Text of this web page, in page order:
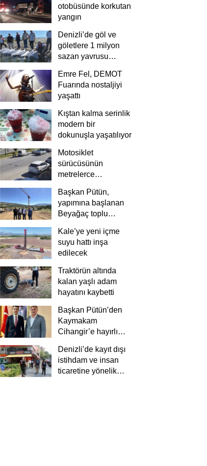
otobüsünde korkutan
yangın
Denizli’de göl ve
göletlere 1 milyon
sazan yavrusu
Emre Fel, DEMOT
Fuarında nostaljiyi
yaşattı
Kıştan kalma serinlik
modern bir
dokunuşla yaşatılıyor
Motosiklet
sürücüsünün
metrelerce
güvenlik
kamerasında
Başkan Pütün,
yapımına başlanan
Beyağaç toplu
Kale’ye yeni içme
suyu hattı inşa
edilecek
Traktörün altında
kalan yaşlı adam
hayatını kaybetti
Başkan Pütün’den
Kaymakam
Cihangir’e hayırlı
Denizli’de kayıt dışı
istihdam ve insan
ticaretine yönelik